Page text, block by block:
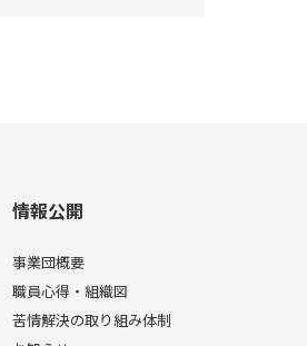
情報公開
事業団概要
職員心得・組織図
苦情解決の取り組み体制